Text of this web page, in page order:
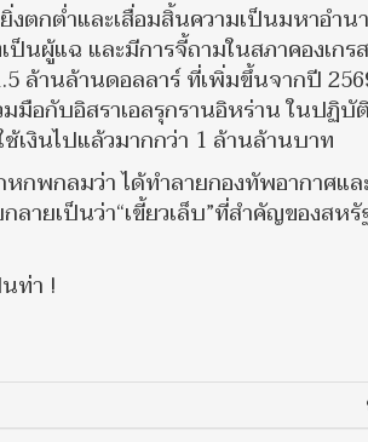
ตกต่ำและเสื่อมสิ้นความเป็นมหาอำน
ป็นผู้แฉ และมีการจี้ถามในสภาคองเกร
ล้านล้านดอลลาร์ ที่เพิ่มขึ้นจากปี
มือกับอิสราเอลรุกรานอิหร่าน ในปฏิบัติ
งินไปแล้วมากกว่า 1 ล้านล้านบาท
กพกลมว่า ได้ทำลายกองทัพอากาศแล
ยเป็นว่า“เขี้ยวเล็บ”ที่สำคัญของสหรั
ท่า !